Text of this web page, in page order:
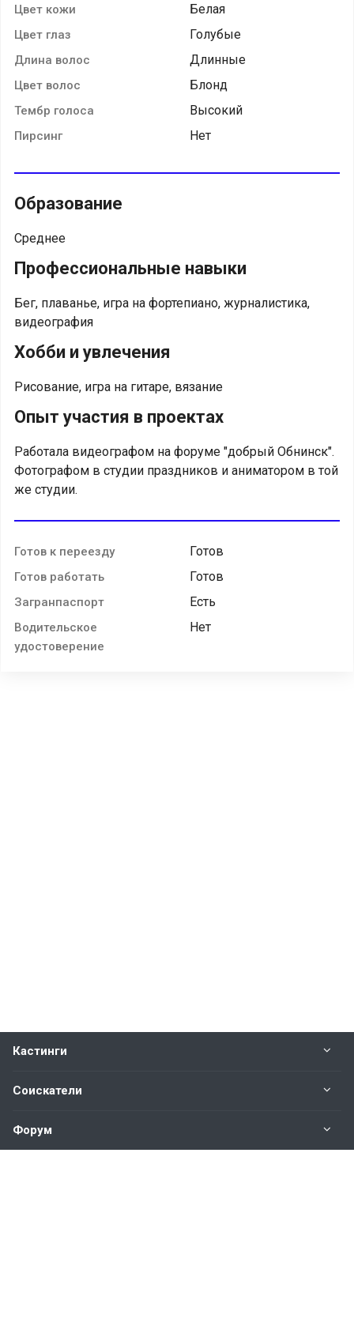
Цвет кожи Белая
Цвет глаз Голубые
Длина волос Длинные
Цвет волос Блонд
Тембр голоса Высокий
Пирсинг Нет
Образование
Среднее
Профессиональные навыки
Бег, плаванье, игра на фортепиано, журналистика,
видеография
Хобби и увлечения
Рисование, игра на гитаре, вязание
Опыт участия в проектах
Работала видеографом на форуме "добрый Обнинск".
Фотографом в студии праздников и аниматором в той
же студии.
Готов к переезду Готов
Готов работать Готов
Загранпаспорт Есть
Водительское
удостоверение
Нет
Кастинги
Соискатели
Форум